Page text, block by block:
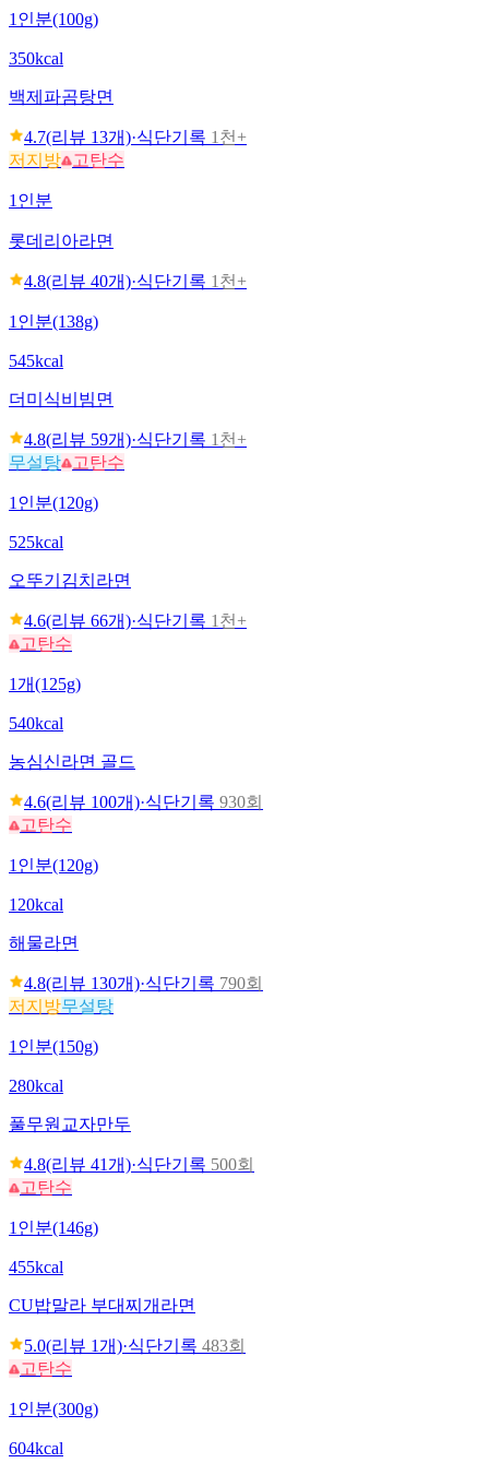
1인분(100g)
350kcal
백제 파곰탕면
4.7(리뷰 13개)·식단기록 1천+
저지방
고탄수
1인분
롯데리아라면
4.8(리뷰 40개)·식단기록 1천+
1인분(138g)
545kcal
더미식비빔면
4.8(리뷰 59개)·식단기록 1천+
무설탕
고탄수
1인분(120g)
525kcal
오뚜기 김치라면
4.6(리뷰 66개)·식단기록 1천+
고탄수
1개(125g)
540kcal
농심신라면 골드
4.6(리뷰 100개)·식단기록 930회
고탄수
1인분(120g)
120kcal
해물라면
4.8(리뷰 130개)·식단기록 790회
저지방무설탕
1인분(150g)
280kcal
풀무원 교자만두
4.8(리뷰 41개)·식단기록 500회
고탄수
1인분(146g)
455kcal
CU밥말라 부대찌개라면
5.0(리뷰 1개)·식단기록 483회
고탄수
1인분(300g)
604kcal